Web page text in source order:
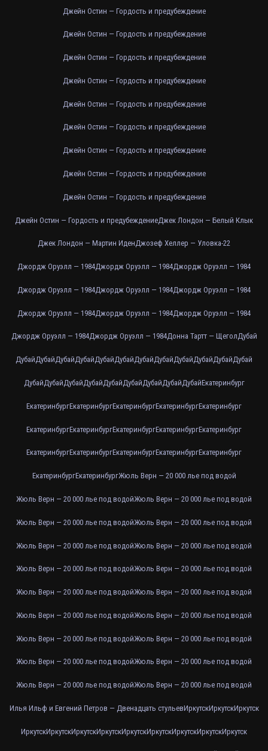
Джейн Остин — Гордость и предубеждение
Джейн Остин — Гордость и предубеждение
Джейн Остин — Гордость и предубеждение
Джейн Остин — Гордость и предубеждение
Джейн Остин — Гордость и предубеждение
Джейн Остин — Гордость и предубеждение
Джейн Остин — Гордость и предубеждение
Джейн Остин — Гордость и предубеждение
Джейн Остин — Гордость и предубеждение
Джейн Остин — Гордость и предубеждениеДжек Лондон — Белый Клык
Джек Лондон — Мартин ИденДжозеф Хеллер — Уловка-22
Джордж Оруэлл — 1984Джордж Оруэлл — 1984Джордж Оруэлл — 1984
Джордж Оруэлл — 1984Джордж Оруэлл — 1984Джордж Оруэлл — 1984
Джордж Оруэлл — 1984Джордж Оруэлл — 1984Джордж Оруэлл — 1984
Джордж Оруэлл — 1984Джордж Оруэлл — 1984Донна Тартт — ЩеголДубай
ДубайДубайДубайДубайДубайДубайДубайДубайДубайДубайДубайДубай
ДубайДубайДубайДубайДубайДубайДубайДубайДубайЕкатеринбург
ЕкатеринбургЕкатеринбургЕкатеринбургЕкатеринбургЕкатеринбург
ЕкатеринбургЕкатеринбургЕкатеринбургЕкатеринбургЕкатеринбург
ЕкатеринбургЕкатеринбургЕкатеринбургЕкатеринбургЕкатеринбург
ЕкатеринбургЕкатеринбургЖюль Верн — 20 000 лье под водой
Жюль Верн — 20 000 лье под водойЖюль Верн — 20 000 лье под водой
Жюль Верн — 20 000 лье под водойЖюль Верн — 20 000 лье под водой
Жюль Верн — 20 000 лье под водойЖюль Верн — 20 000 лье под водой
Жюль Верн — 20 000 лье под водойЖюль Верн — 20 000 лье под водой
Жюль Верн — 20 000 лье под водойЖюль Верн — 20 000 лье под водой
Жюль Верн — 20 000 лье под водойЖюль Верн — 20 000 лье под водой
Жюль Верн — 20 000 лье под водойЖюль Верн — 20 000 лье под водой
Жюль Верн — 20 000 лье под водойЖюль Верн — 20 000 лье под водой
Жюль Верн — 20 000 лье под водойЖюль Верн — 20 000 лье под водой
Илья Ильф и Евгений Петров — Двенадцать стульевИркутскИркутскИркутск
ИркутскИркутскИркутскИркутскИркутскИркутскИркутскИркутскИркутск